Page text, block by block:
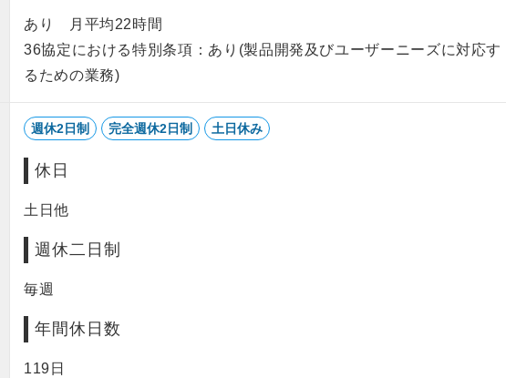
あり 月平均22時間
36協定における特別条項：あり(製品開発及びユーザーニーズに対応す
るための業務)
週休2日制 完全週休2日制 土日休み
休日
土日他
週休二日制
毎週
年間休日数
119日